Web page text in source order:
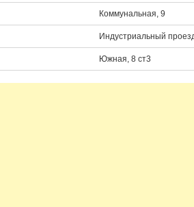
Коммунальная, 9
Индустриальный
Южная, 8 ст3